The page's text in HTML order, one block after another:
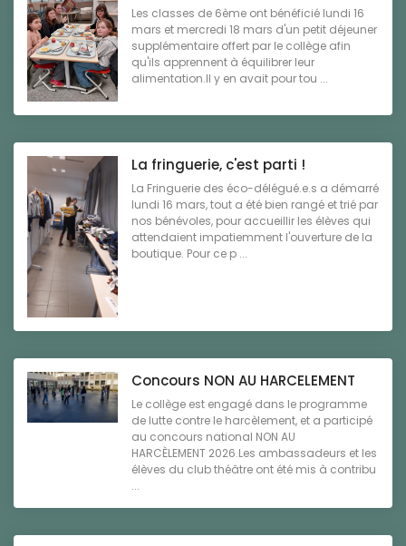
Les classes de 6ème ont bénéficié lundi 16
mars et mercredi 18 mars d'un petit déjeuner
supplémentaire offert par le collège afin
qu'ils apprennent à équilibrer leur
alimentation.Il y en avait pour tou ...
La fringuerie, c'est parti !
La Fringuerie des éco-délégué.e.s a démarré
lundi 16 mars, tout a été bien rangé et trié par
nos bénévoles, pour accueillir les élèves qui
attendaient impatiemment l'ouverture de la
boutique. Pour ce p ...
Concours NON AU HARCELEMENT
Le collège est engagé dans le programme
de lutte contre le harcèlement, et a participé
au concours national NON AU
HARCÈLEMENT 2026.Les ambassadeurs et les
élèves du club théâtre ont été mis à contribu
...